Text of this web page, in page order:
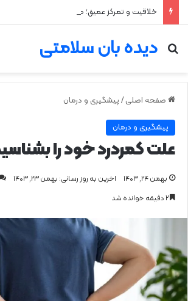
خلاقیت و تمرکز عمیق؛ مزیت پنهان اختلال نقص
دیده بان سلامتی
جستجو برای
صفحه اصلی / پیشگیری و درمان
پیشگیری و درمان
علت کمردرد خود را
بهمن ۲۴, ۱۴۰۳ اخرین به روز رسانی: بهمن ۲۳, ۱۴۰۳